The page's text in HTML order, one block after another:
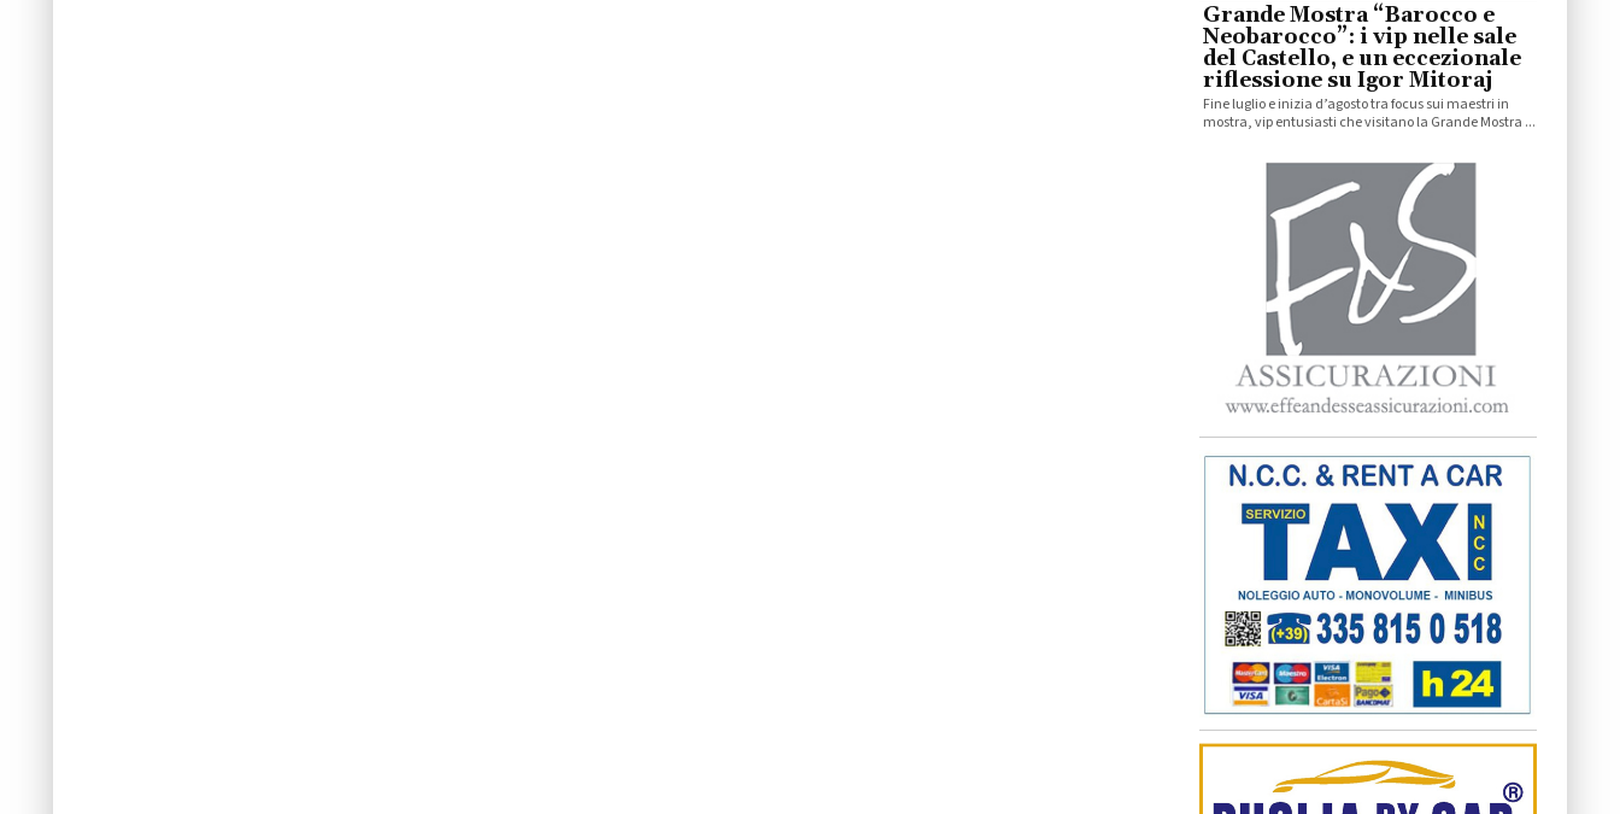
Grande Mostra “Barocco e
Neobarocco”: i vip nelle sale
del Castello, e un eccezionale
riflessione su Igor Mitoraj
Fine luglio e inizia d’agosto tra focus sui maestri in
mostra, vip entusiasti che visitano la Grande Mostra ...